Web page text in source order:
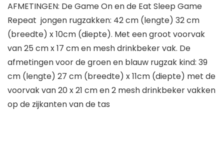
AFMETINGEN: De Game On en de Eat Sleep Game
Repeat jongen rugzakken: 42 cm (lengte) 32 cm
(breedte) x 10cm (diepte). Met een groot voorvak
van 25 cm x 17 cm en mesh drinkbeker vak. De
afmetingen voor de groen en blauw rugzak kind: 39
cm (lengte) 27 cm (breedte) x 11cm (diepte) met de
voorvak van 20 x 21 cm en 2 mesh drinkbeker vakken
op de zijkanten van de tas